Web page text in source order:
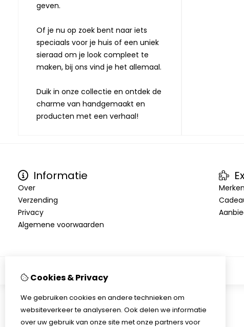
geven.
Of je nu op zoek bent naar iets
speciaals voor je huis of een uniek
sieraad om je look compleet te
maken, bij ons vind je het allemaal.
Duik in onze collectie en ontdek de
charme van handgemaakt en
producten met een verhaal!
Informatie
Over
Verzending
Privacy
Algemene voorwaarden
Merken
Cookies & Privacy
We gebruiken cookies en andere technieken om
websiteverkeer te analyseren. Ook delen we informatie
over uw gebruik van onze site met onze partners voor